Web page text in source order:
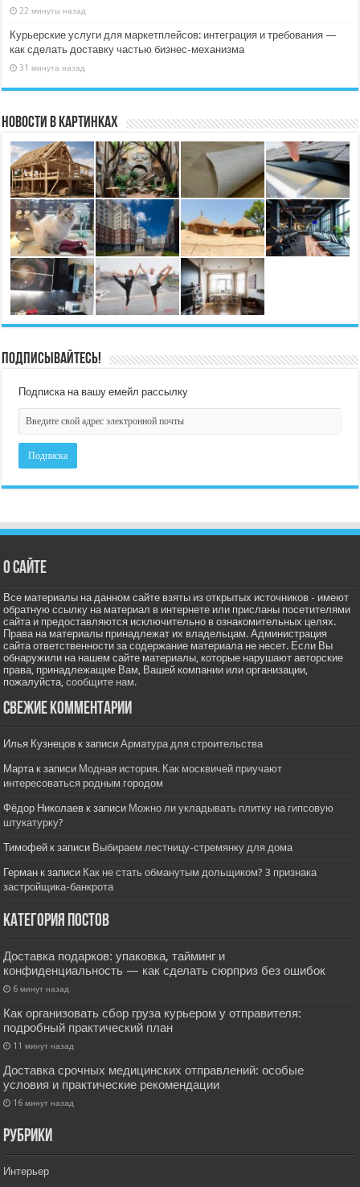
22 минуты назад
Курьерские услуги для маркетплейсов: интеграция и требования —
как сделать доставку частью бизнес-механизма
31 минута назад
Новости в картинках
Подписывайтесь!
Подписка на вашу емейл рассылку
О сайте
Все материалы на данном сайте взяты из открытых источников - имеют
обратную ссылку на материал в интернете или присланы посетителями
сайта и предоставляются исключительно в ознакомительных целях.
Права на материалы принадлежат их владельцам. Администрация
сайта ответственности за содержание материала не несет. Если Вы
обнаружили на нашем сайте материалы, которые нарушают авторские
права, принадлежащие Вам, Вашей компании или организации,
пожалуйста,сообщите нам.
Свежие комментарии
Илья Кузнецов к записиАрматура для строительства
Мартак записи Модная история. Как москвичей приучают
интересоваться родным городом
Фёдор Николаев к записи Можно ли укладывать плитку на гипсовую
штукатурку?
Тимофей к записи Выбираем лестницу-стремянку для дома
Герман к записи Как не стать обманутым дольщиком? 3 признака
застройщика-банкрота
Категория постов
Доставка подарков: упаковка, тайминг и
конфиденциальность — как сделать сюрприз без ошибок
6 минут назад
Как организовать сбор груза курьером у отправителя:
подробный практический план
11 минут назад
Доставка срочных медицинских отправлений: особые
условия и практические рекомендации
16 минут назад
РУбрики
Интерьер